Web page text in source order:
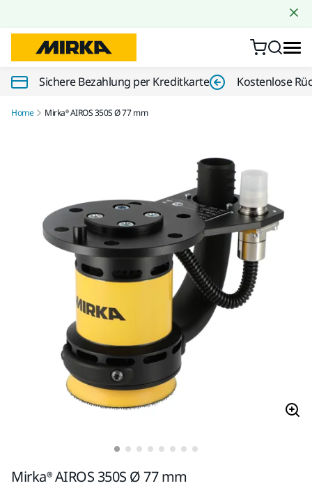
Sichere Bezahlung per Kreditkarte Kostenlose
Home Mirka® AIROS 350S Ø 77 mm
Mirka® AIROS 350S Ø 77 mm